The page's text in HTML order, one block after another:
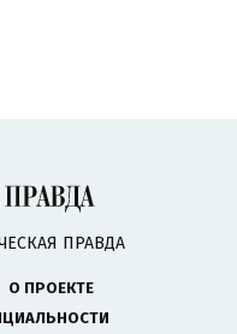
ПРАВДА
О ПРОЕКТЕ